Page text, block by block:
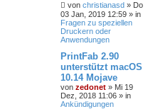
von christianasd » Do
03 Jan, 2019 12:59 » in
Fragen zu speziellen
Druckern oder
Anwendungen
PrintFab 2.90
unterstützt macOS
10.14 Mojave
von zedonet » Mi 19
Dez, 2018 11:06 » in
Ankündigungen